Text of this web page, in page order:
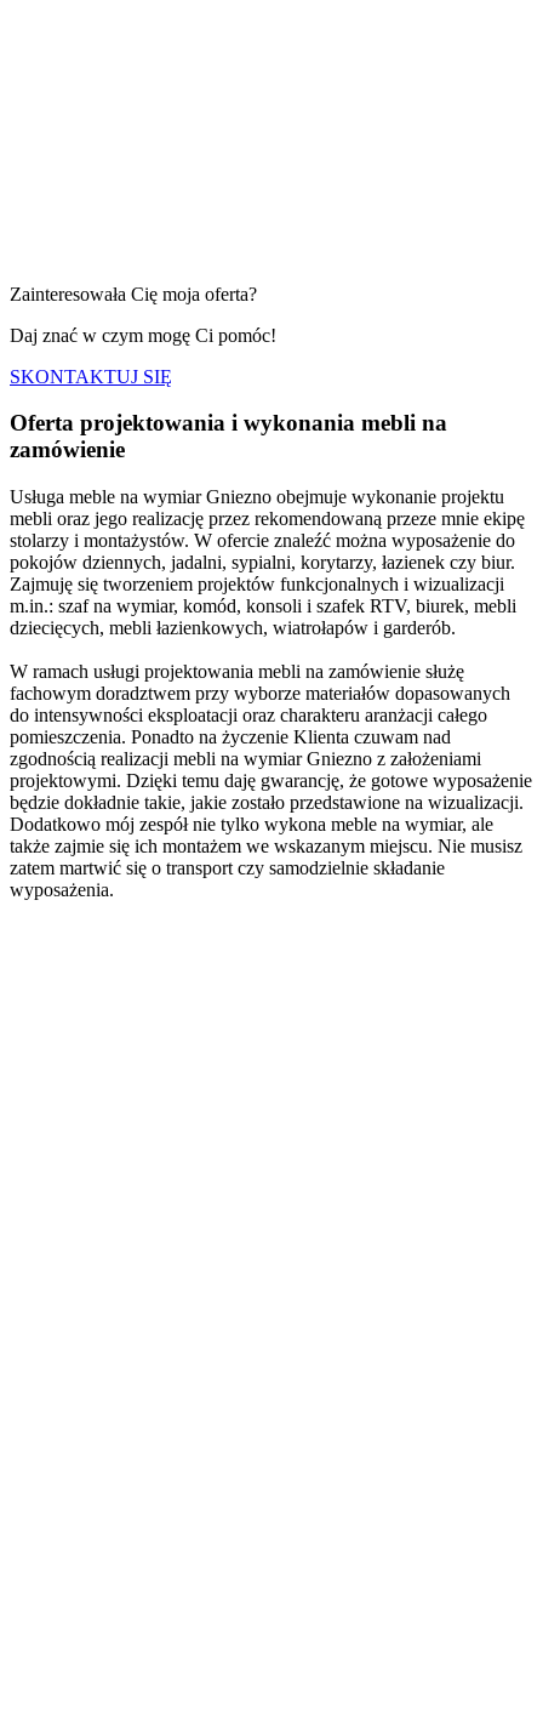
Zainteresowała Cię moja oferta?
Daj znać w czym mogę Ci pomóc!
SKONTAKTUJ SIĘ
Oferta projektowania i wykonania mebli na
zamówienie
Usługa meble na wymiar Gniezno obejmuje wykonanie projektu
mebli oraz jego realizację przez rekomendowaną przeze mnie ekipę
stolarzy i montażystów. W ofercie znaleźć można wyposażenie do
pokojów dziennych, jadalni, sypialni, korytarzy, łazienek czy biur.
Zajmuję się tworzeniem projektów funkcjonalnych i wizualizacji
m.in.: szaf na wymiar, komód, konsoli i szafek RTV, biurek, mebli
dziecięcych, mebli łazienkowych, wiatrołapów i garderób.
W ramach usługi projektowania mebli na zamówienie służę
fachowym doradztwem przy wyborze materiałów dopasowanych
do intensywności eksploatacji oraz charakteru aranżacji całego
pomieszczenia. Ponadto na życzenie Klienta czuwam nad
zgodnością realizacji mebli na wymiar Gniezno z założeniami
projektowymi. Dzięki temu daję gwarancję, że gotowe wyposażenie
będzie dokładnie takie, jakie zostało przedstawione na wizualizacji.
Dodatkowo mój zespół nie tylko wykona meble na wymiar, ale
także zajmie się ich montażem we wskazanym miejscu. Nie musisz
zatem martwić się o transport czy samodzielnie składanie
wyposażenia.